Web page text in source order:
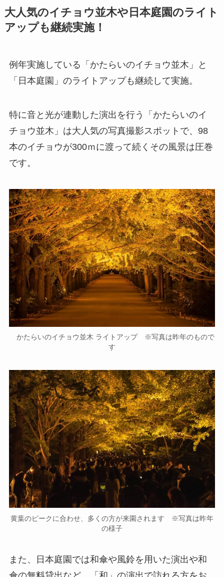
大人気のイチョウ並木や日本庭園のライト
アップも継続実施！
例年実施している「かたらいのイチョウ並木」と
「日本庭園」のライトアップも継続して実施。
特に音と光が連動した演出を行う「かたらいのイ
チョウ並木」は大人気の写真撮影スポットで、98
本のイチョウが300ｍに渡って続くその風景は圧巻
です。
かたらいのイチョウ並木 ライトアップ ※写真は昨年のもので
す
黄葉のピークに合わせ、多くの方が来園されます ※写真は昨年
の様子
また、日本庭園では和傘や風鈴を用いた演出や和